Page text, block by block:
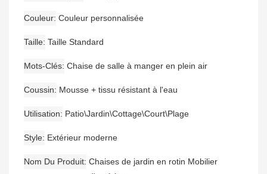
Couleur Couleur personnalisée
Taille Taille Standard
Mots-Clés Chaise de salle à manger en plein air
Coussin Mousse + tissu résistant à l'eau
Utilisation Patio\Jardin\Cottage\Court\Plage
Style Extérieur moderne
Nom Du Produit Chaises de jardin en rotin Mobilier